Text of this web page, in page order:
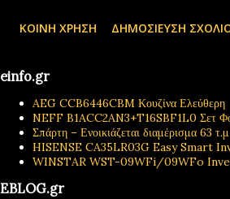
ΚΟΙΝΉ ΧΡΉΣΗ ΔΗΜΟΣΊΕΥΣΗ
einfo.gr
AEG CCB6446CBM Κουζίνα Ελεύθερη
NEFF B1ACC2AN3+T16SBF1L0 Σετ
Σπάρτη – Ενοικιάζεται διαμέρισμα 63 τ.μ
HISENSE CA35LR03G Easy Smart
WINSTAR WST-09WFi/09WFo
EBLOG.gr